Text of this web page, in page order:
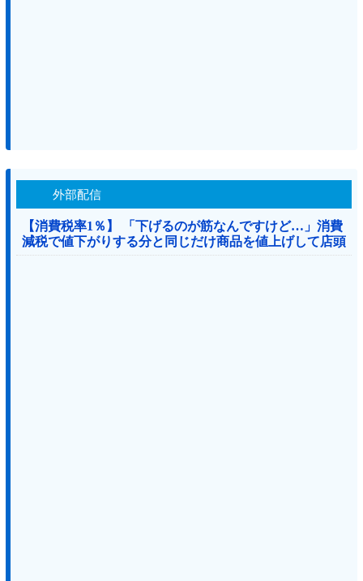
外部配信
【消費税率1％】 「下げるのが筋なんですけど…」消費
減税で値下がりする分と同じだけ商品を値上げして店頭
価格を変えない店も